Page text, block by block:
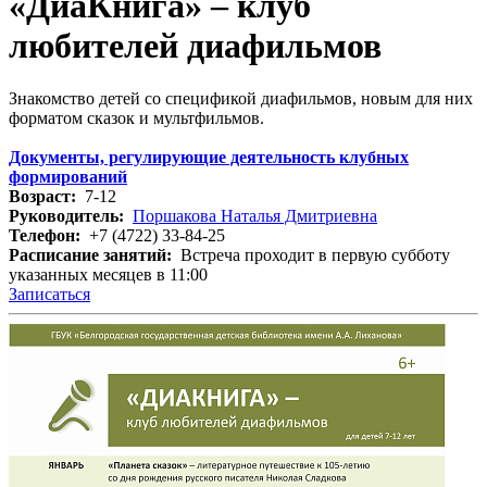
любителей диафильмов
Знакомство детей со спецификой диафильмов, новым для них
форматом сказок и мультфильмов.
Документы, регулирующие деятельность клубных
формирований
Возраст: 7-12
Руководитель: Поршакова Наталья Дмитриевна
Телефон: +7 (4722) 33-84-25
Расписание занятий: Встреча проходит в первую субботу
указанных месяцев в 11:00
Записаться